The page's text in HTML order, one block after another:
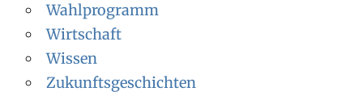
Wahlprogramm
Wirtschaft
Wissen
Zukunftsgeschichten